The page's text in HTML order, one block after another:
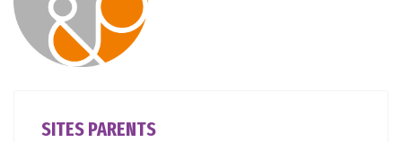
SITES PARENTS